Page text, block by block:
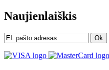
Naujienlaiškis
Ok